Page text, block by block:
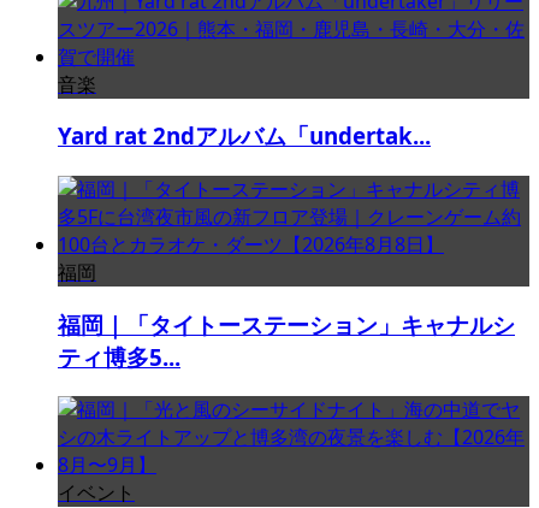
音楽
Yard rat 2ndアルバム「undertak...
福岡
福岡｜「タイトーステーション」キャナルシ
ティ博多5...
イベント